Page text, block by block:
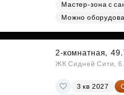
Мастер-зона с
Можно
2-комнатная,
ЖК Сидней Сити,
3 кв 2027